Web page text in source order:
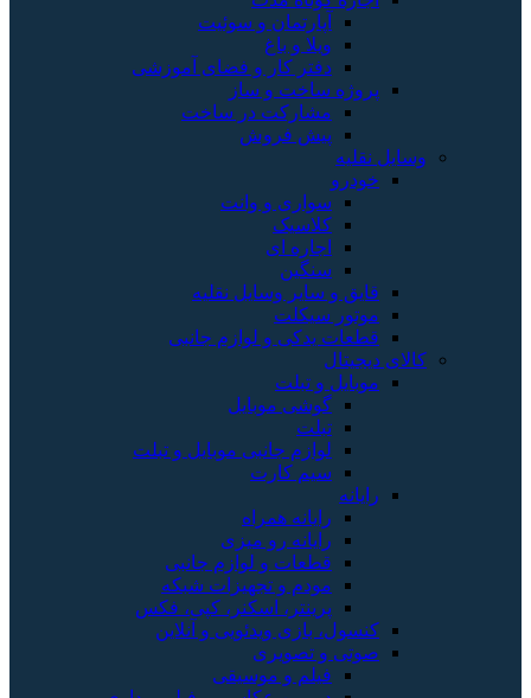
آپارتمان و سوئیت
ویلا و باغ
دفتر کار و فضای آموزشی
پروژه ساخت و ساز
مشارکت در ساخت
پیش فروش
وسایل نقلیه
خودرو
سواری و وانت
کلاسیک
اجاره ای
سنگین
قایق و سایر وسایل نقلیه
موتور سیکلت
قطعات یدکی و لوازم جانبی
کالای دیجیتال
موبایل و تبلت
گوشی موبایل
تبلت
لوازم جانبی موبایل و تبلت
سیم کارت
رایانه
رایانه همراه
رایانه رو میزی
قطعات و لوازم جانبی
مودم و تجهیزات شبکه
پرینتر، اسکنر، کپی، فکس
کنسول، بازی‌ ویدئویی و آنلاین
صوتی و تصویری
فیلم و موسیقی